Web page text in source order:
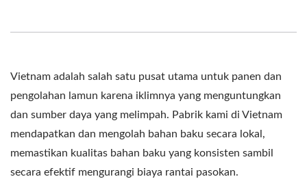
Vietnam adalah salah satu pusat utama untuk panen dan
pengolahan lamun karena iklimnya yang menguntungkan
dan sumber daya yang melimpah. Pabrik kami di Vietnam
mendapatkan dan mengolah bahan baku secara lokal,
memastikan kualitas bahan baku yang konsisten sambil
secara efektif mengurangi biaya rantai pasokan.